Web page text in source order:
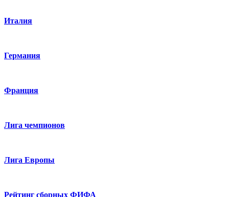
Италия
Германия
Франция
Лига чемпионов
Лига Европы
Рейтинг сборных ФИФА